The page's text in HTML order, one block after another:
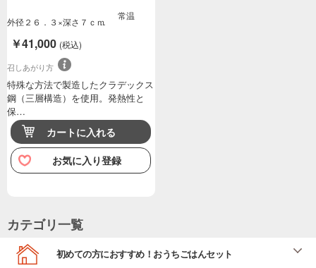
外径２６．３×深さ７ｃｍ 常温
￥41,000 (税込)
召しあがり方
特殊な方法で製造したクラデックス
鋼（三層構造）を使用。発熱性と
保…
カートに入れる
お気に入り登録
カテゴリ一覧
初めての方におすすめ！おうちごはんセット